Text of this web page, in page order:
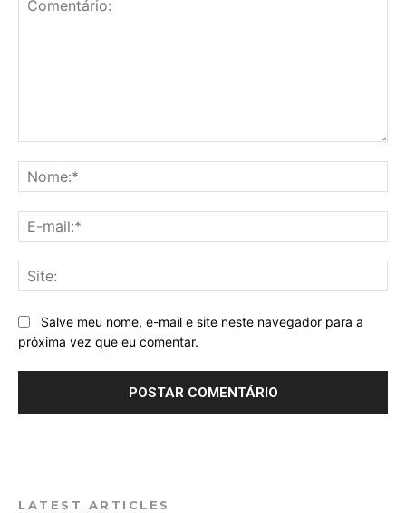
Salve meu nome, e-mail e site neste navegador para a
próxima vez que eu comentar.
LATEST ARTICLES